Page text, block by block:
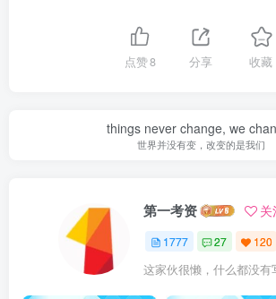
点赞8 分享 收藏
things never change, we
世界并没有变，改变的是我们
第一考资 关
1777 27 120
这家伙很懒，什么都没有